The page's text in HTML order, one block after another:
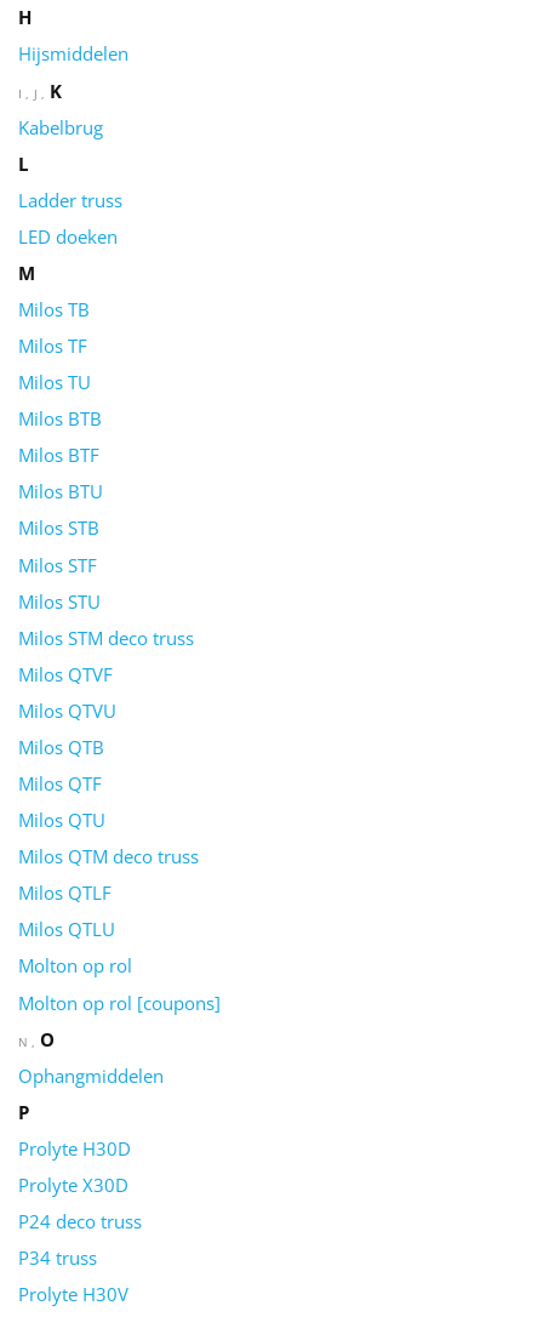
H
Hijsmiddelen
I J
K
Kabelbrug
L
Ladder truss
LED doeken
M
Milos TB
Milos TF
Milos TU
Milos BTB
Milos BTF
Milos BTU
Milos STB
Milos STF
Milos STU
Milos STM deco truss
Milos QTVF
Milos QTVU
Milos QTB
Milos QTF
Milos QTU
Milos QTM deco truss
Milos QTLF
Milos QTLU
Molton op rol
Molton op rol [coupons]
N
O
Ophangmiddelen
P
Prolyte H30D
Prolyte X30D
P24 deco truss
P34 truss
Prolyte H30V